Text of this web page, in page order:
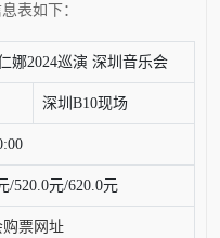
表如下：
娜2024巡演 深圳音乐会
深圳B10现场
/520.0元/620.0元
购票网址